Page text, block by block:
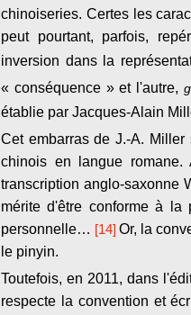
chinoiseries. Certes les
peut pourtant, parfois,
inversion dans la
« conséquence » et l'autre,
établie par Jacques-Alain
Cet embarras de J.-A.
chinois en langue
transcription anglo-saxonne
mérite d'être conforme à la
personnelle… [14] Or, la
le pinyin.
Toutefois, en 2011, dans
respecte la convention et